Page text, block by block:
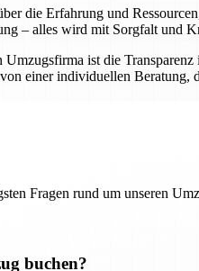
die Erfahrung und
– alles wird mit Sorgfalt und
ist die
einer individuellen
Fragen rund um unseren
buchen?